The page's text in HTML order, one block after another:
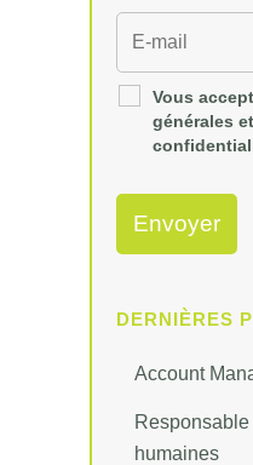
Vous
générales
DERNIÈRES
Account
humaines